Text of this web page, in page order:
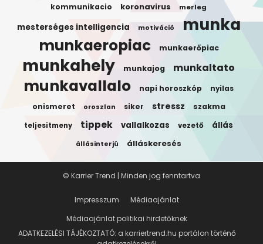
kommunikacio koronavirus merleg
mesterséges intelligencia motiváció munka
munkaeropiac munkaerőpiac
munkahely munkajog munkaltato
munkavallalo napi horoszkóp nyilas
onismeret oroszlan siker stressz szakma
teljesitmeny tippek vallalkozas vezető állás
állásinterjú álláskeresés
Impresszum
Médiaajánlat
Médiaajánlat politikai hirdetőknek
ADATKEZELÉSI TÁJÉKOZTATÓ: a karriertrend.hu portálon történő
© Karrier Trend | Minden jog fenntartva